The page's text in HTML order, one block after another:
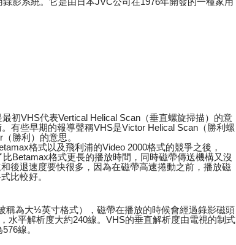
初VHS代表Vertical Helical Scan（垂直螺旋掃描）的意
有些早期的報導聲稱VHS是Victor Helical Scan（勝利螺
勝利）的意思。
格式以及飛利浦的Video 2000格式的競爭之後，
Betamax格式更長的播放時間，同時磁帶傳送機構又沒
後退速度要快很多，因為在磁帶高速捲動之前，播放磁
比較好。
稱為大½英寸格式），磁帶在播放的時候會經過錄影磁頭
水平解析度大約240線。VHS的垂直解析度由電視的制式
線。